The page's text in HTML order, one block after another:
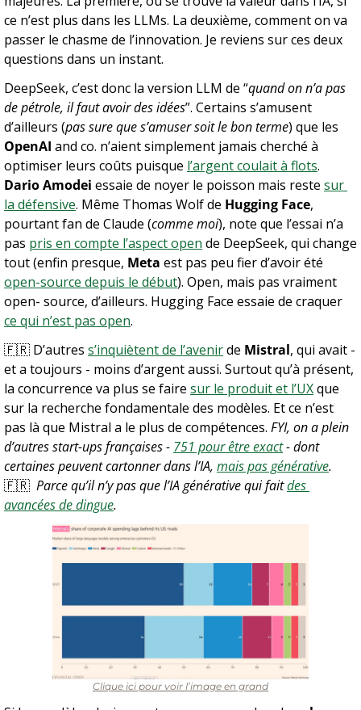
ce n’est plus dans les LLMs. La deuxième, comment on va
passer le chasme de l’innovation. Je reviens sur ces deux
questions dans un instant.
DeepSeek, c’est donc la version LLM de “quand on n’a pas
de pétrole, il faut avoir des idées”. Certains s’amusent
d’ailleurs (pas sure que s’amuser soit le bon terme
OpenAI and co. n’aient simplement jamais cherché à
optimiser leurs coûts puisque l’argent coulait à flots
Dario Amodei essaie de noyer le poisson mais reste sur
la défensive. Même Thomas Wolf de Hugging Face,
pourtant fan de Claude (comme moi), note que l’essai n’a
pas pris en compte l’aspect open de DeepSeek, qui change
tout (enfin presque, Meta
open-source depuis le début). Open, mais pas vraiment
ce qui n’est pas open.
🇫🇷 D’autres s’inquiètent de l’avenir de Mistral, qui avait -
et a toujours - moins d’argent aussi. Surtout qu’à présent,
la concurrence va plus se faire sur le produit et l’UX que
sur la recherche fondamentale des modèles. Et ce n’est
pas là que Mistral a le plus de compétences. FYI, on a plein
d’autres start-ups françaises - 751 pour être exact - dont
certaines peuvent cartonner dans l’IA, mais pas générative.
🇫🇷
  Parce qu’il n’y pas que l’IA générative qui fait
des
avancées de dingue.
Clique ici pour voir l’image en grand